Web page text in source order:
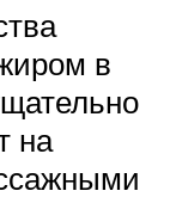
в
на